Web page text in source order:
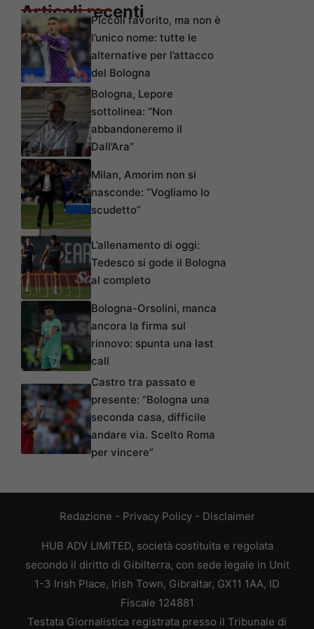
Articoli recentiPiccoli favorito, ma non è
l’unico nome: tutte le
alternative per l’attacco
del Bologna
Bologna, Lepore
sottolinea: “Non
abbandoneremo il
Dall’Ara”
Milan, Amorim non si
nasconde: “Vogliamo lo
scudetto”
L’allenamento di oggi:
Tedesco si gode il Bologna
al completo
Bologna-Orsolini, manca
ancora la firma sul
rinnovo: spunta una last
call
Castro tra passato e
presente: “Bologna una
seconda casa, difficile
andare via. Scelto Roma
per vincere”
Redazione - Privacy Policy- Disclaimer
HUB ADV LIMITED, società costituita e regolata
secondo il diritto di Gibilterra, con sede legale in Unit
1-3 Irish Place, Irish Town, Gibraltar, GX11 1AA, ID
Fiscale 124881
Testata Giornalistica registrata presso il Tribunale di